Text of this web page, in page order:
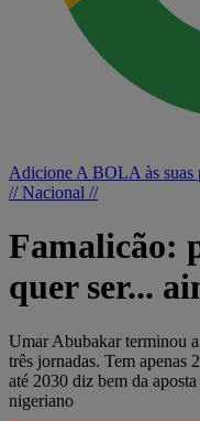
Adicione A BOLA às suas
// Nacional //
Famalicão:
quer ser...
Umar Abubakar terminou
três jornadas. Tem apenas
até 2030 diz bem da
nigeriano